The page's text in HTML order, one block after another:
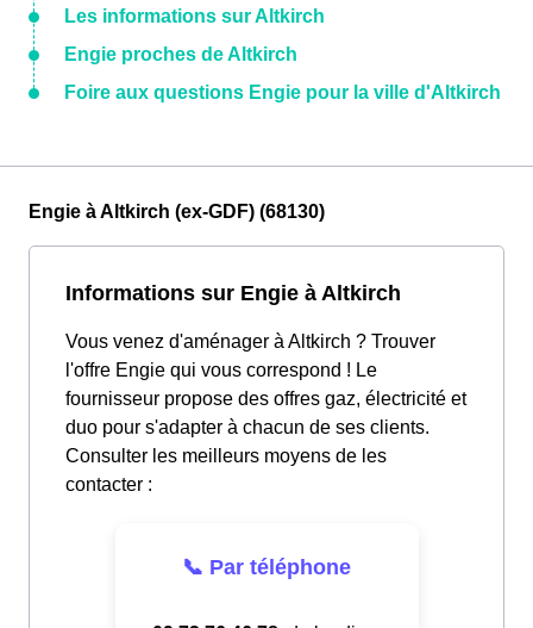
Les informations sur Altkirch
Engie proches de Altkirch
Foire aux questions Engie pour la ville d'Altkirch
Engie à Altkirch (ex-GDF) (68130)
Informations sur Engie à Altkirch
Vous venez d'aménager à Altkirch ? Trouver
l'offre Engie qui vous correspond ! Le
fournisseur propose des offres gaz, électricité et
duo pour s'adapter à chacun de ses clients.
Consulter les meilleurs moyens de les
contacter :
📞 Par téléphone